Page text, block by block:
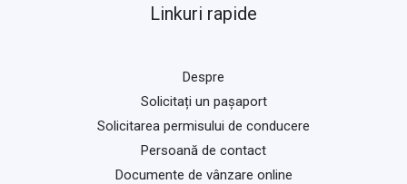
Linkuri rapide
Despre
Solicitați un pașaport
Solicitarea permisului de conducere
Persoană de contact
Documente de vânzare online